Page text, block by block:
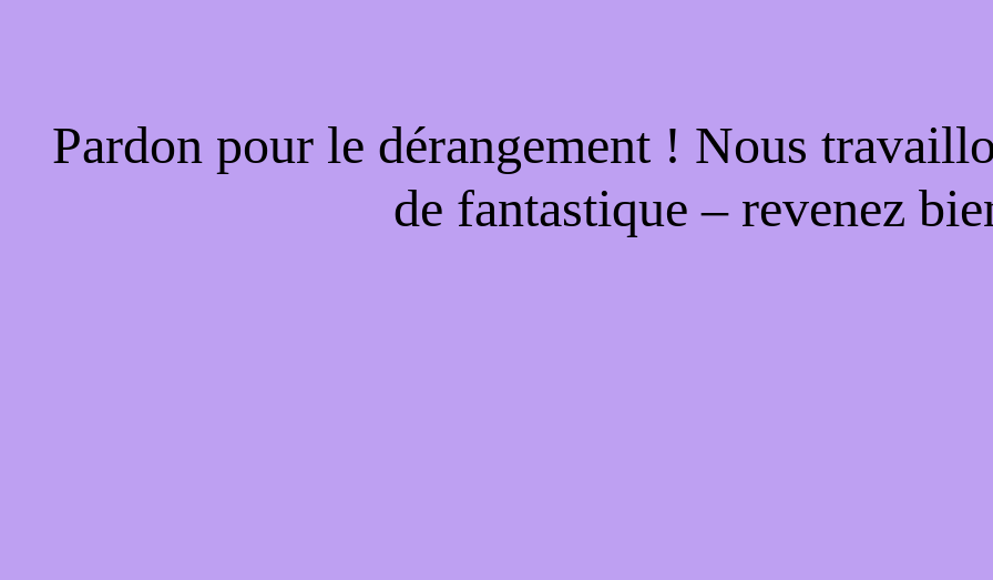
Pardon pour le dérangement ! Nous
de fantastique – revenez